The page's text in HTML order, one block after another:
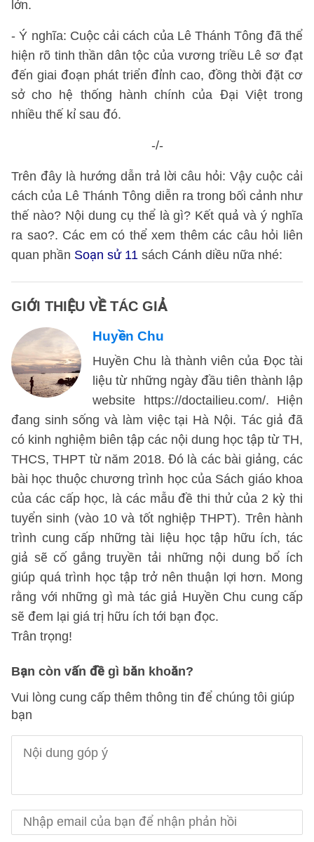
lớn.
- Ý nghĩa: Cuộc cải cách của Lê Thánh Tông đã thể
hiện rõ tinh thần dân tộc của vương triều Lê sơ đạt
đến giai đoạn phát triển đỉnh cao, đồng thời đặt cơ
sở cho hệ thống hành chính của Đại Việt trong
nhiều thế kỉ sau đó.
-/-
Trên đây là hướng dẫn trả lời câu hỏi: Vậy cuộc cải
cách của Lê Thánh Tông diễn ra trong bối cảnh như
thế nào? Nội dung cụ thể là gì? Kết quả và ý nghĩa
ra sao?. Các em có thể xem thêm các câu hỏi liên
quan phần Soạn sử 11 sách Cánh diều nữa nhé:
GIỚI THIỆU VỀ TÁC GIẢ
Huyền Chu
Huyền Chu là thành viên của Đọc tài
liệu từ những ngày đầu tiên thành lập
website https://doctailieu.com/. Hiện
đang sinh sống và làm việc tại Hà Nội. Tác giả đã
có kinh nghiệm biên tập các nội dung học tập từ TH,
THCS, THPT từ năm 2018. Đó là các bài giảng, các
bài học thuộc chương trình học của Sách giáo khoa
của các cấp học, là các mẫu đề thi thử của 2 kỳ thi
tuyển sinh (vào 10 và tốt nghiệp THPT). Trên hành
trình cung cấp những tài liệu học tập hữu ích, tác
giả sẽ cố gắng truyền tải những nội dung bổ ích
giúp quá trình học tập trở nên thuận lợi hơn. Mong
rằng với những gì mà tác giả Huyền Chu cung cấp
sẽ đem lại giá trị hữu ích tới bạn đọc.
Trân trọng!
Bạn còn vấn đề gì băn khoăn?
Vui lòng cung cấp thêm thông tin để chúng tôi giúp
bạn